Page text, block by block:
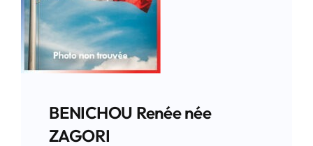
BENICHOU Renée née
ZAGORI